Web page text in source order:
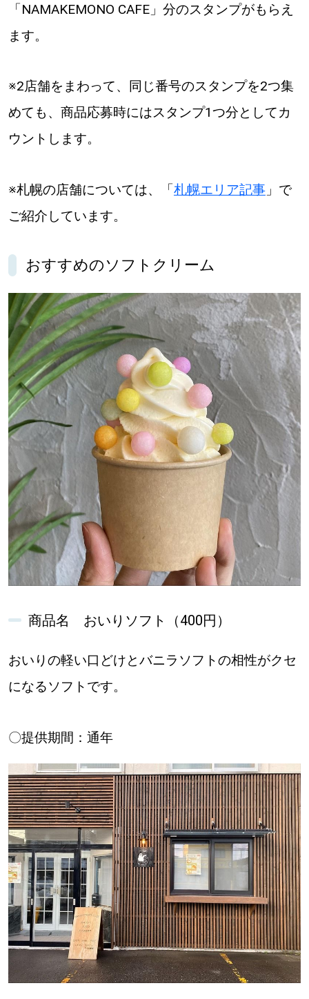
「NAMAKEMONO CAFE」分のスタンプがもらえ
ます。
※2店舗をまわって、同じ番号のスタンプを2つ集
めても、商品応募時にはスタンプ1つ分としてカ
ウントします。
※札幌の店舗については、「札幌エリア記事」で
ご紹介しています。
おすすめのソフトクリーム
商品名 おいりソフト（400円）
おいりの軽い口どけとバニラソフトの相性がクセ
になるソフトです。
〇提供期間：通年